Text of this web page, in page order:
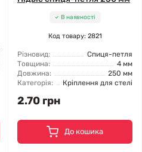
В наявності
Код товару: 2821
Різновид:
Спиця-петля
Товщина:
4 мм
Довжина:
250 мм
Категорія:
Кріплення для стелі
2.70 грн
До кошика